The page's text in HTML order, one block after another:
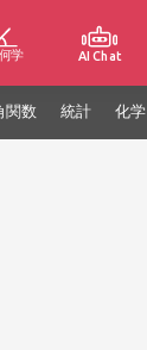
学 AI Chat
関数 統計 化学